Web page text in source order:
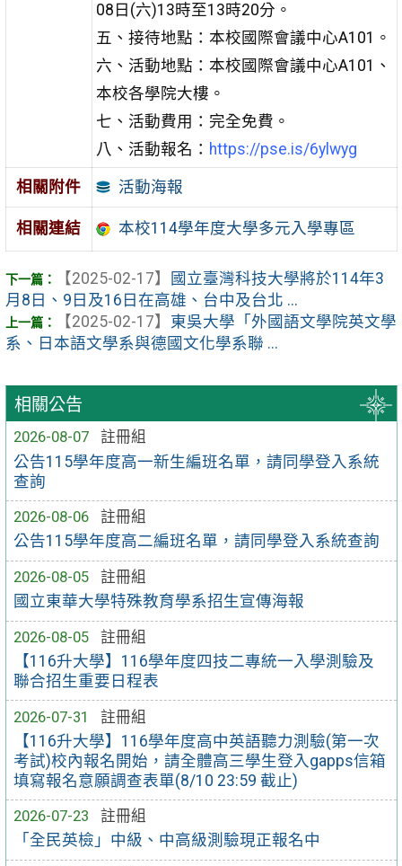
相關公告
2026-08-07
註冊組
公告115學年度高一新生編班名單，請同學登入系統
查詢
2026-08-06
註冊組
公告115學年度高二編班名單，請同學登入系統查詢
2026-08-05
註冊組
國立東華大學特殊教育學系招生宣傳海報
2026-08-05
註冊組
【116升大學】116學年度四技二專統一入學測驗及
聯合招生重要日程表
2026-07-31
註冊組
【116升大學】116學年度高中英語聽力測驗(第一次
考試)校內報名開始，請全體高三學生登入gapps信箱
填寫報名意願調查表單(8/10 23:59 截止)
2026-07-23
註冊組
「全民英檢」中級、中高級測驗現正報名中
08日(六)13時至13時20分。
五、接待地點：本校國際會議中心A101。
六、活動地點：本校國際會議中心A101、
本校各學院大樓。
七、活動費用：完全免費。
八、活動報名： https://pse.is/6ylwyg
相關附件 活動海報
相關連結 本校114學年度大學多元入學專區
【2025-02-17】
國立臺灣科技大學將於114年3
月8日、9日及16日在高雄、台中及台北 ...
【2025-02-17】 東吳大學「外國語文學院英文學
系、日本語文學系與德國文化學系聯 ...